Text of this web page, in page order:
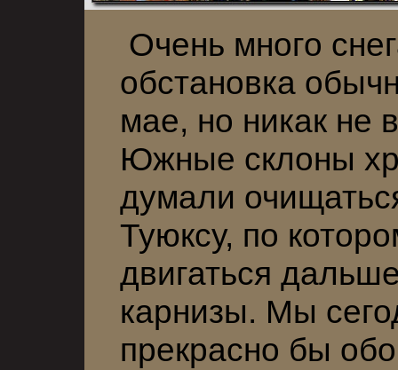
Очень много
обстановка
мае, но никак не
Южные склоны
думали
Туюксу, по
двигаться
карнизы. Мы
прекрасно бы